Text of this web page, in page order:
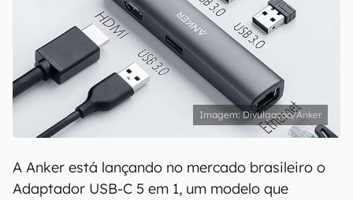
Divulgação/Anker
A Anker está lançando no mercado brasileiro o
Adaptador USB-C 5 em 1, um modelo que